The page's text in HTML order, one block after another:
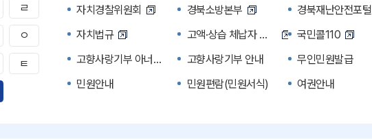
ㄹ
ㅇ
ㅌ
자치경찰위원회 경북소방본부 경북재난안전포털
자치법규
고액·상습 체납자 명단 국민콜110
고향사랑기부 아너스 클럽
고향사랑기부 안내 무인민원발급
민원안내
민원편람(민원서식) 여권안내